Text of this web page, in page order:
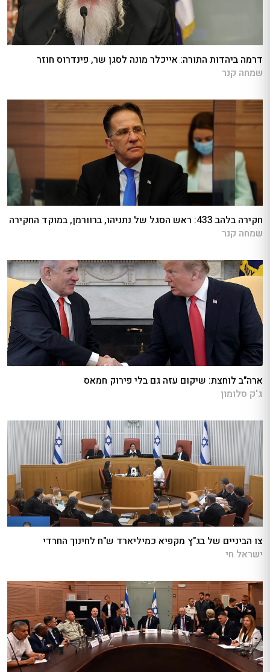
דרמה ביהדות התורה: אייכלר מונה לסגן שר, פינדרוס חוזר
שמחה קנר
חקירה בלהב 433: ראש הסגל של נתניהו, ברוורמן, במוקד החקירה
שמחה קנר
ארה"ב לוחצת: שיקום עזה גם בלי פירוק חמאס
ג'ק סלומון
צו הביניים של בג"ץ מקפיא כמיליארד ש"ח לחינוך החרדי
ישראל חי